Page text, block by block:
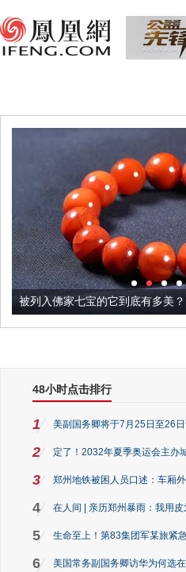
被列入佛家七宝的它到底有多美？
48小时点击排行
1 美副国务卿将于7月25日至26
2 定了！2032年夏季奥运会主办
3 郑州地铁被困人员口述：车厢
4 在人间 | 亲历郑州暴雨：我用
5 生命至上！第83集团军某旅紧
6 美国常务副国务卿访华为何选